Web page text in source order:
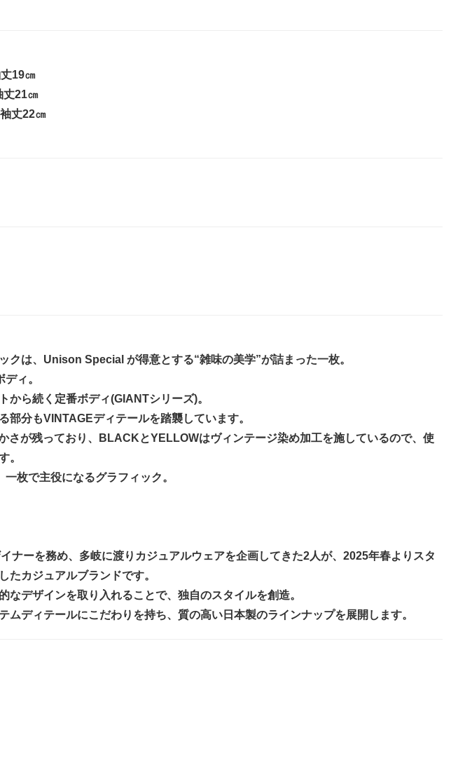
19㎝
21㎝
丈22㎝
クは、Unison Special が得意とする“雑味の美学”が詰まった一枚。
ィ。
から続く定番ボディ(GIANTシリーズ)。
分もVINTAGEディテールを踏襲しています。
さが残っており、BLACKとYELLOWはヴィンテージ染め加工を施しているので、使
。
枚で主役になるグラフィック。
ナーを務め、多岐に渡りカジュアルウェアを企画してきた2人が、2025年春よりスタ
たカジュアルブランドです。
なデザインを取り入れることで、独自のスタイルを創造。
ムディテールにこだわりを持ち、質の高い日本製のラインナップを展開します。